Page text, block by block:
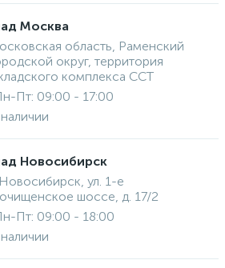
Москва
область, Раменский
округ, территория
комплекса ССТ
Пт: 09:00 - 17:00
Новосибирск
Новосибирск, ул. 1-е
шоссе, д. 17/2
Пт: 09:00 - 18:00